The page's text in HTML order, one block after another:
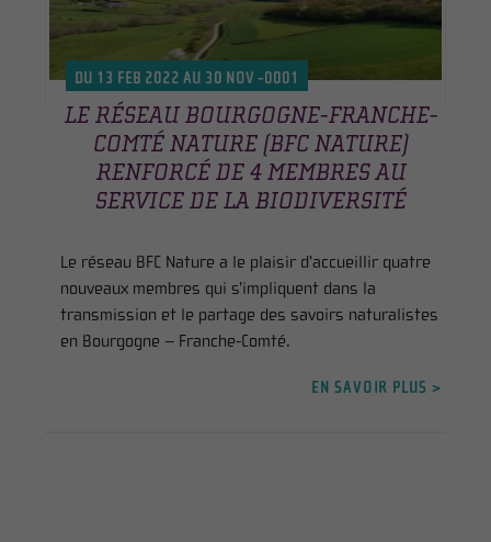
DU 13 FEB 2022 AU 30 NOV -0001
LE RÉSEAU BOURGOGNE-FRANCHE-
COMTÉ NATURE (BFC NATURE)
RENFORCÉ DE 4 MEMBRES AU
SERVICE DE LA BIODIVERSITÉ
Le réseau BFC Nature a le plaisir d’accueillir quatre
nouveaux membres qui s’impliquent dans la
transmission et le partage des savoirs naturalistes
en Bourgogne – Franche-Comté.
EN SAVOIR PLUS >